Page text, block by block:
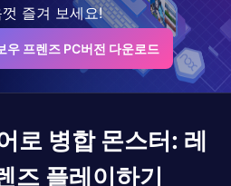
즐겨 보세요!
우 프렌즈 PC버전 다운로드
로 병합 몬스터: 레
즈 플레이하기